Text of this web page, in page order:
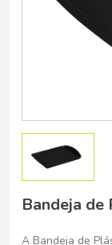
Bandeja
A Bandeja de
Belo